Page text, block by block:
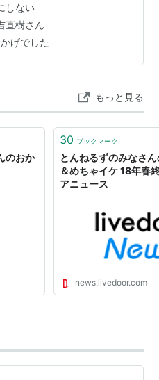
マネ選手権
んHYPER
ラン」
リーズ）
ー選手権
が手に入った時、すごく
聡明な人物になるとか
らいけない。 言い訳をつ
いう理由があったから、自
、逃げてますよ。自分…
しない
直樹さん
げでした
もっと見る
のおか
30 ブックマーク
とんねるずのみなさ
＆めちゃイケ 18年春
アニュース
news.livedoor.com